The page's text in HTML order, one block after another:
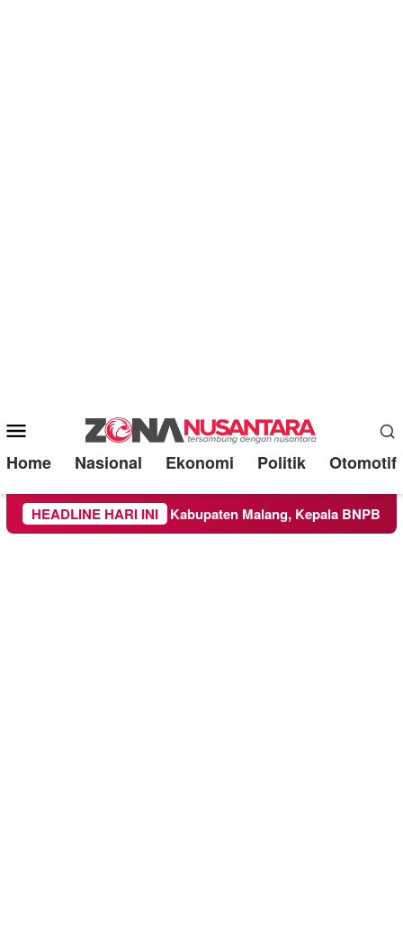
Mobile
Menu
Home Nasional Ekonomi Politik Otomotif
HEADLINE HARI INI
ke Wilayah Kabupaten Malang, Kepala BNPB Tinjau